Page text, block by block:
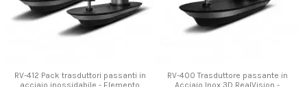
RV-412 Pack trasduttori passanti in
acciaio inossidabile - Elemento
RV-400 Trasduttore passante in
Acciaio Inox 3D RealVision -